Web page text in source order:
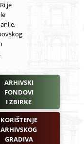
je
ARHIVSKI
FONDOVI
I ZBIRKE
KORIŠTENJE
ARHIVSKOG
GRADIVA